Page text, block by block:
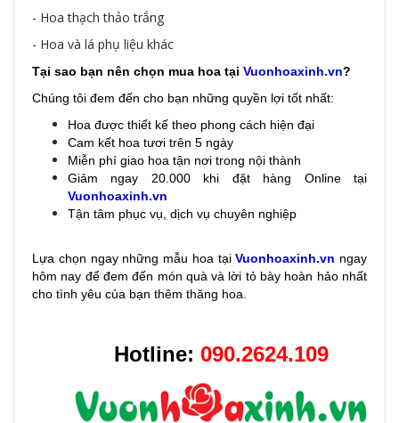
- Hoa thạch thảo trắng
- Hoa và lá phụ liệu khác
Tại sao bạn nên chọn mua hoa tại Vuonhoaxinh.vn?
Chúng tôi đem đến cho bạn những quyền lợi tốt nhất:
Hoa được thiết kế theo phong cách hiện đại
Cam kết hoa tươi trên 5 ngày
Miễn phí giao hoa tận nơi trong nội thành
Giảm ngay 20.000 khi đặt hàng Online tại
Vuonhoaxinh.vn
Tận tâm phục vụ, dịch vụ chuyên nghiệp
Lựa chọn ngay những mẫu hoa tạiVuonhoaxinh.vn ngay
hôm nay để đem đến món quà và lời tỏ bày hoàn hảo nhất
cho tình yêu của bạn thêm thăng hoa.
Hotline: 090.2624.109